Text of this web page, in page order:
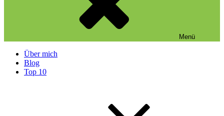
Menü
Über mich
Blog
Top 10